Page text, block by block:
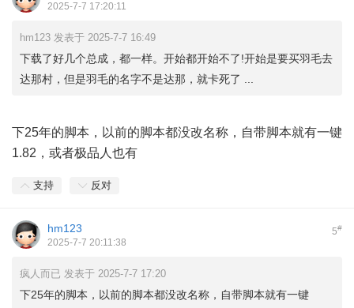
2025-7-7 17:20:11
hm123 发表于 2025-7-7 16:49
下载了好几个总成，都一样。开始都开始不了!开始是要买羽毛去
达那村，但是羽毛的名字不是达那，就卡死了 ...
下25年的脚本，以前的脚本都没改名称，自带脚本就有一键
1.82，或者极品人也有
支持 反对
5#
hm123
2025-7-7 20:11:38
疯人而已 发表于 2025-7-7 17:20
下25年的脚本，以前的脚本都没改名称，自带脚本就有一键